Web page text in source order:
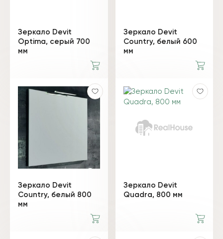
Зеркало Devit
Optima, серый 700
мм
Зеркало Devit
Country, белый 600
мм
Зеркало Devit
Country, белый 800
мм
Зеркало Devit
Quadra, 800 мм